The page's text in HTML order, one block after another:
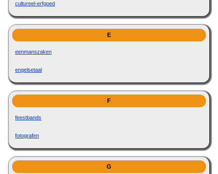
cultureel-erfgoed
E
eenmanszaken
engelsetaal
F
feestbands
fotografen
G